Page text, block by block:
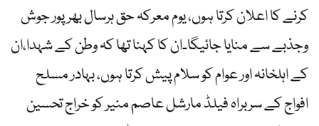
کرنے کا اعلان کرتا ہوں، یوم معرکہ حق ہرسال بھرپور جوش
وجذبے سے منایا جائیگا۔ان کا کہنا تھا کہ وطن کے شہدا،ان
کے اہلخانہ اور عوام کو سلام پیش کرتا ہوں، بہادر مسلح
افواج کے سربراہ فیلڈ مارشل عاصم منیر کو خراج تحسین